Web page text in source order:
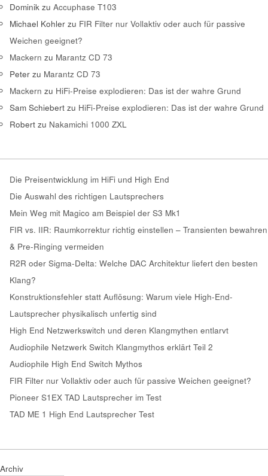
Dominik zu Accuphase T103
Michael Kohler zu FIR Filter nur Vollaktiv oder auch für passive
Weichen geeignet?
Mackern zu Marantz CD 73
Peter zu Marantz CD 73
Mackern zu HiFi-Preise explodieren: Das ist der wahre Grund
Sam Schiebert zu HiFi-Preise explodieren: Das ist der wahre Grund
Robert zu Nakamichi 1000 ZXL
Die Preisentwicklung im HiFi und High End
Die Auswahl des richtigen Lautsprechers
Mein Weg mit Magico am Beispiel der S3 Mk1
FIR vs. IIR: Raumkorrektur richtig einstellen – Transienten bewahren
& Pre-Ringing vermeiden
R2R oder Sigma-Delta: Welche DAC Architektur liefert den besten
Klang?
Konstruktionsfehler statt Auflösung: Warum viele High-End-
Lautsprecher physikalisch unfertig sind
High End Netzwerkswitch und deren Klangmythen entlarvt
Audiophile Netzwerk Switch Klangmythos erklärt Teil 2
Audiophile High End Switch Mythos
FIR Filter nur Vollaktiv oder auch für passive Weichen geeignet?
Pioneer S1EX TAD Lautsprecher im Test
TAD ME 1 High End Lautsprecher Test
Archiv